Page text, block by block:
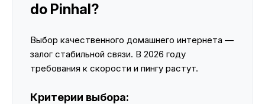
do Pinhal?
Выбор качественного домашнего интернета —
залог стабильной связи. В 2026 году
требования к скорости и пингу растут.
Критерии выбора: